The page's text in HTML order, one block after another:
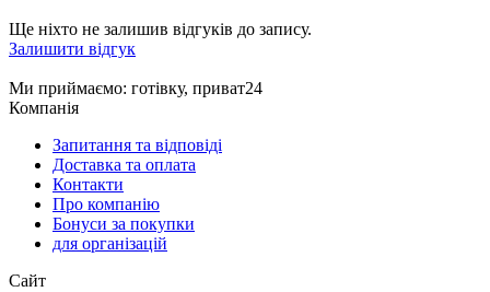
Ще ніхто не залишив відгуків до запису.
Залишити відгук
Ми приймаємо: готівку, приват24
Компанія
Запитання та відповіді
Доставка та оплата
Контакти
Про компанію
Бонуси за покупки
для організацій
Сайт